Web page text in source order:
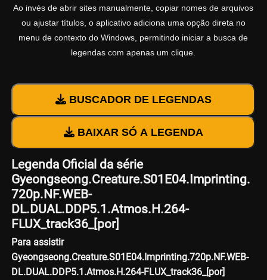
Ao invés de abrir sites manualmente, copiar nomes de arquivos
ou ajustar títulos, o aplicativo adiciona uma opção direta no
menu de contexto do Windows, permitindo iniciar a busca de
legendas com apenas um clique.
BUSCADOR DE LEGENDAS
BAIXAR SÓ A LEGENDA
Legenda Oficial da série
Gyeongseong.Creature.S01E04.Imprinting.
720p.NF.WEB-
DL.DUAL.DDP5.1.Atmos.H.264-
FLUX_track36_[por]
Para assistir
Gyeongseong.Creature.S01E04.Imprinting.720p.NF.WEB-
DL.DUAL.DDP5.1.Atmos.H.264-FLUX_track36_[por]